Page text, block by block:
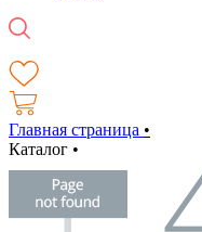
Главная страница •
Каталог •